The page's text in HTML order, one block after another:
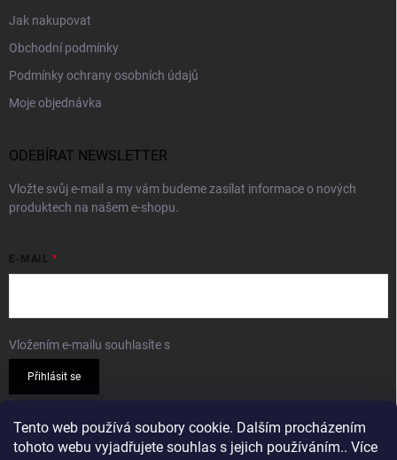
Tento web používá soubory cookie. Dalším procházením
tohoto webu vyjadřujete souhlas s jejich používáním.. Více
Jak nakupovat
Obchodní podmínky
Podmínky ochrany osobních údajů
Moje objednávka
ODEBÍRAT NEWSLETTER
Vložte svůj e-mail a my vám budeme zasílat informace o nových
produktech na našem e-shopu.
E-MAIL
Vložením e-mailu souhlasíte s
Přihlásit se
PŘIJÍMÁME ONLINE PLATBY